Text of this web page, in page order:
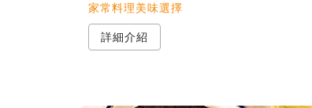
家常料理美味選擇
詳細介紹